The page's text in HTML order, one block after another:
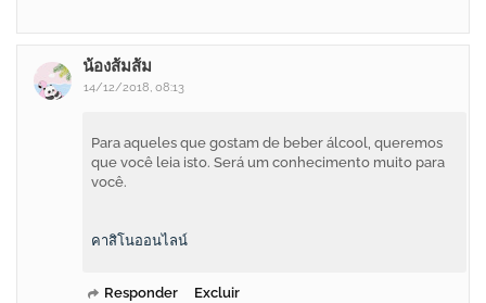
น้องส้มส้ม
14/12/2018, 08:13
Para aqueles que gostam de beber álcool, queremos
que você leia isto. Será um conhecimento muito para
você.
คาสิโนออนไลน์
Responder Excluir